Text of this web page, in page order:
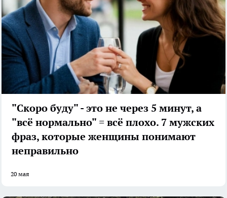
"Скоро буду" - это не через 5 минут, а
"всё нормально" = всё плохо. 7 мужских
фраз, которые женщины понимают
неправильно
20 мая